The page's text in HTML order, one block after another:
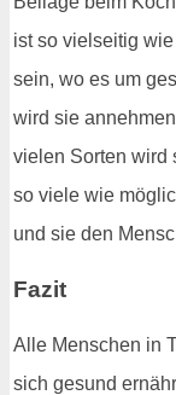
ist so vielseitig
sein, wo es um
wird sie
vielen Sorten wird
so viele wie
und sie den
Fazit
Alle Menschen in
sich gesund